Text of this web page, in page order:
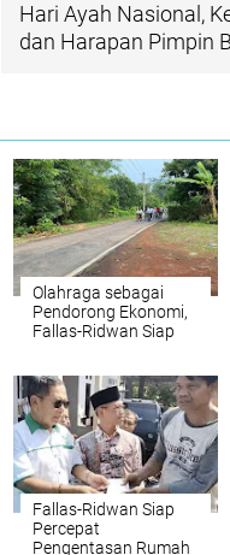
Hari Ayah Nasional,
dan Harapan Pimpin
Olahraga sebagai
Pendorong Ekonomi,
Fallas-Ridwan Siap
Berprestasi
Fallas-Ridwan Siap
Percepat
Pengentasan Rumah